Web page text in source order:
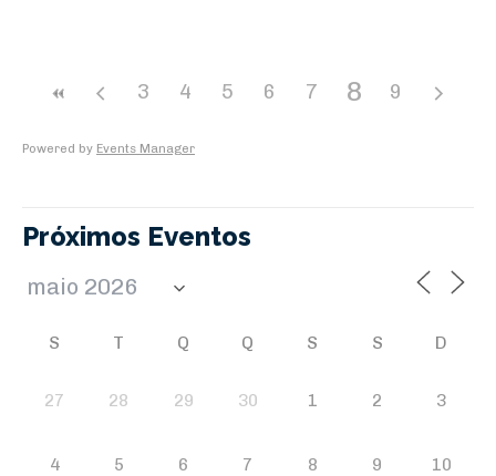
3 4 5 6 7 8 9
Powered by Events Manager
Próximos Eventos
S T Q Q S S D
27 28 29 30 1 2 3
4 5 6 7 8 9 10